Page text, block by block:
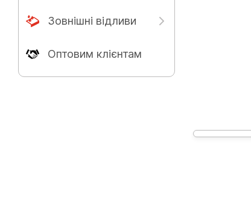
Зовнішні відливи
Оптовим клієнтам